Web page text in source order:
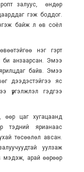
залуус, өндөр
гэж боддог.
байж л өв соёл
нэг гэрт
би анзаарсан. Эмээ
байв. Эмээ
дээдэстэйгээ яс
үргэлжлэл гэдгээ
цаг хугацаанд
тэдний ярианаас
төсөөлөл авсан.
уулзаж
мэдэж, арай өөрөөр